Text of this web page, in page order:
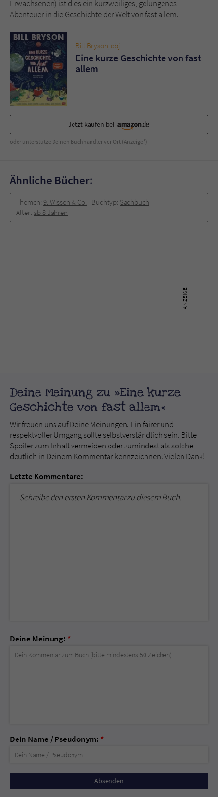
Erwachsenen) ist dies ein kurzweiliges, gelungenes
Abenteuer in die Geschichte der Welt von fast allem.
Bill Bryson, cbj
Eine kurze Geschichte von fast
allem
Jetzt kaufen bei
oder unterstütze Deinen Buchhändler vor Ort (Anzeige*)
Ähnliche Bücher:
Themen: 9. Wissen & Co. Buchtyp: Sachbuch
Alter: ab 8 Jahren
Deine Meinung zu »Eine kurze
Geschichte von fast allem«
Wir freuen uns auf Deine Meinungen. Ein fairer und
respektvoller Umgang sollte selbstverständlich sein. Bitte
Spoiler zum Inhalt vermeiden oder zumindest als solche
deutlich in Deinem Kommentar kennzeichnen. Vielen Dank!
Letzte Kommentare:
Schreibe den ersten Kommentar zu diesem Buch.
Deine Meinung: *
Dein Name / Pseudonym: *
Nicht
ausfüllen!